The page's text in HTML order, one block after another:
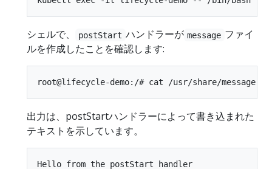
シェルで、 postStart ハンドラーが message ファイ
ルを作成したことを確認します:
出力は、postStartハンドラーによって書き込まれた
テキストを示しています。